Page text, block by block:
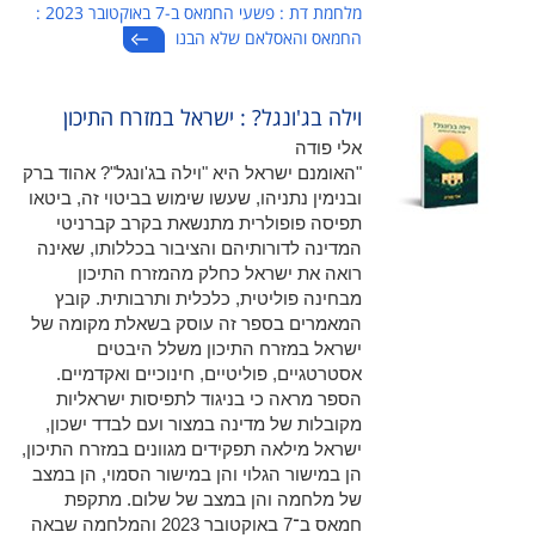
מלחמת דת : פשעי החמאס ב-7 באוקטובר 2023 :
החמאס והאסלאם שלא הבנו
וילה בג'ונגל? : ישראל במזרח התיכון
אלי פודה
"האומנם ישראל היא "וילה בג'ונגל"? אהוד ברק
ובנימין נתניהו, שעשו שימוש בביטוי זה, ביטאו
תפיסה פופולרית מתנשאת בקרב קברניטי
המדינה לדורותיהם והציבור בכללותו, שאינה
רואה את ישראל כחלק מהמזרח התיכון
מבחינה פוליטית, כלכלית ותרבותית. קובץ
המאמרים בספר זה עוסק בשאלת מקומה של
ישראל במזרח התיכון משלל היבטים
אסטרטגיים, פוליטיים, חינוכיים ואקדמיים.
הספר מראה כי בניגוד לתפיסות ישראליות
מקובלות של מדינה במצור ועם לבדד ישכון,
ישראל מילאה תפקידים מגוונים במזרח התיכון,
הן במישור הגלוי והן במישור הסמוי, הן במצב
של מלחמה והן במצב של שלום. מתקפת
חמאס ב־7 באוקטובר 2023 והמלחמה שבאה